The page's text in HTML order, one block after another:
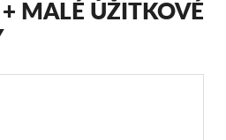
MALÉ ÚŽITKOVÉ